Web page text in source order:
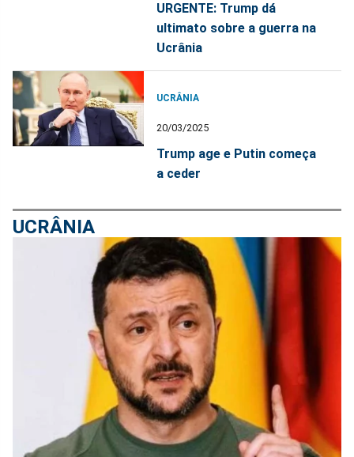
URGENTE: Trump dá
ultimato sobre a guerra na
Ucrânia
UCRÂNIA
20/03/2025
Trump age e Putin começa
a ceder
UCRÂNIA